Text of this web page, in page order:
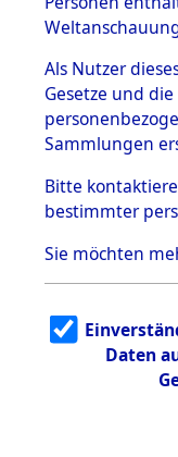
mente
1.2.9 Beim
Effekten
1.2.9.1
Effekten
dem KZ
Dachau
1.2.9.2
Effekten
dem KZ
1.2.9.3
Effekten
dem KZ
Als Nutzer
Gesetze und
Sammlungen
Bitte
bestimmter
Sie möchten
Daten